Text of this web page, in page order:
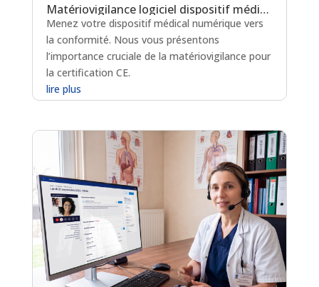
Matériovigilance logiciel dispositif médical : un levier clé pour la certification en soins critiques
Menez votre dispositif médical numérique vers
la conformité. Nous vous présentons
l’importance cruciale de la matériovigilance pour
la certification CE.
lire plus